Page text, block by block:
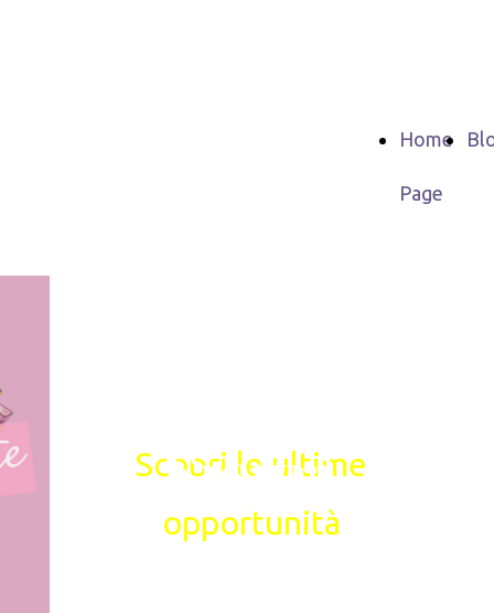
Home
Page
Sicuri
Scopri le ultime
opportunità